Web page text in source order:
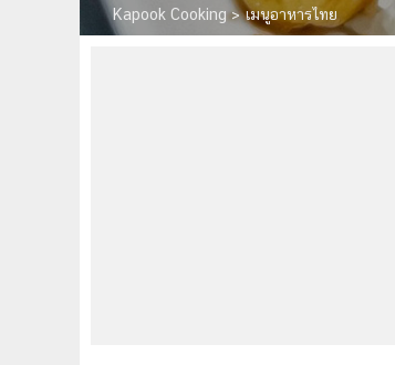
Kapook Cooking>เมนูอาหารไทย